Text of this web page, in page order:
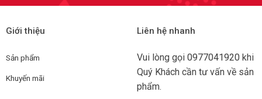
Giới thiệu
Sản phẩm
Khuyến mãi
Liên hệ nhanh
Vui lòng gọi 0977041920khi
Quý Khách cần tư vấn về sản
phẩm.